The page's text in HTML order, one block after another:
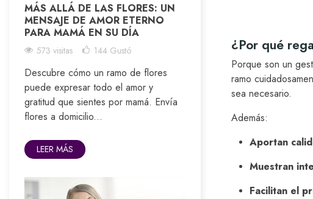
MÁS ALLÁ DE LAS FLORES: UN
MENSAJE DE AMOR ETERNO
PARA MAMÁ EN SU DÍA
573 visitas 144 Gustó
Descubre cómo un ramo de flores
puede expresar todo el amor y
gratitud que sientes por mamá. Envía
flores a domicilio...
LEER MÁS
¿Por qué
Porque son un
ramo
sea necesario.
Además:
Aportan
Muestran
Facilitan el